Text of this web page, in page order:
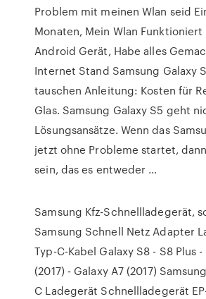
Problem mit meinen Wlan seid
Monaten, Mein Wlan
Android Gerät, Habe alles
Internet Stand Samsung Galaxy
tauschen Anleitung: Kosten für
Glas. Samsung Galaxy S5 geht
Lösungsansätze. Wenn das
jetzt ohne Probleme startet,
sein, das es entweder …
Samsung Kfz-Schnellladegerät,
Samsung Schnell Netz Adapter
Typ-C-Kabel Galaxy S8 - S8 Plus -
(2017) - Galaxy A7 (2017)
C Ladegerät Schnellladegerät